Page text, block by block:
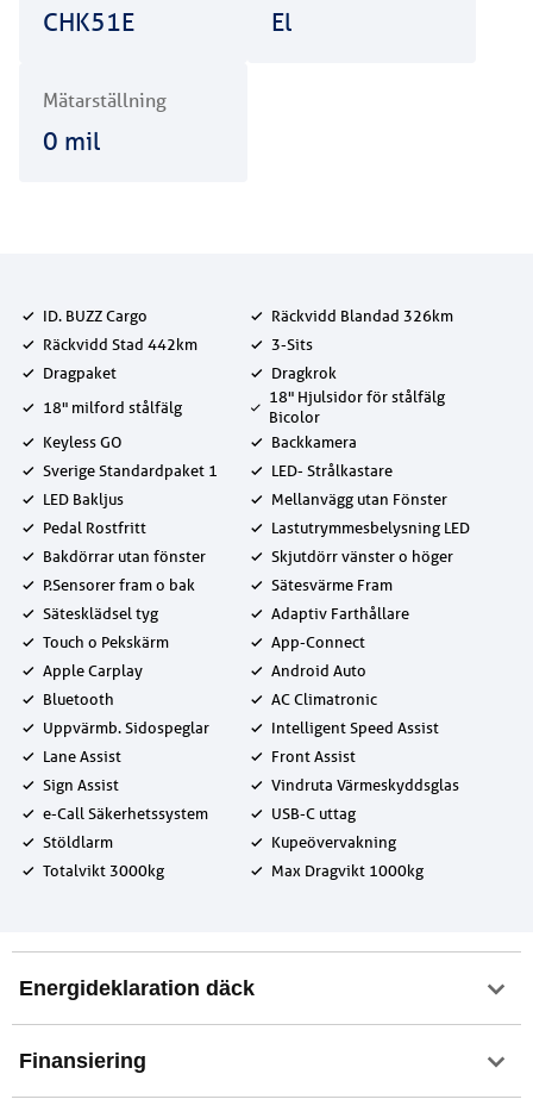
CHK51E El
Mätarställning
0 mil
ID. BUZZ Cargo
Räckvidd Blandad 326km
Räckvidd Stad 442km
3-Sits
Dragpaket
Dragkrok
18" milford stålfälg
18" Hjulsidor för stålfälg
Bicolor
Keyless GO
Backkamera
Sverige Standardpaket 1
LED- Strålkastare
LED Bakljus
Mellanvägg utan Fönster
Pedal Rostfritt
Lastutrymmesbelysning LED
Bakdörrar utan fönster
Skjutdörr vänster o höger
P.Sensorer fram o bak
Sätesvärme Fram
Sätesklädsel tyg
Adaptiv Farthållare
Touch o Pekskärm
App-Connect
Apple Carplay
Android Auto
Bluetooth
AC Climatronic
Uppvärmb. Sidospeglar
Intelligent Speed Assist
Lane Assist
Front Assist
Sign Assist
Vindruta Värmeskyddsglas
e-Call Säkerhetssystem
USB-C uttag
Stöldlarm
Kupeövervakning
Totalvikt 3000kg
Max Dragvikt 1000kg
Energideklaration däck
Finansiering